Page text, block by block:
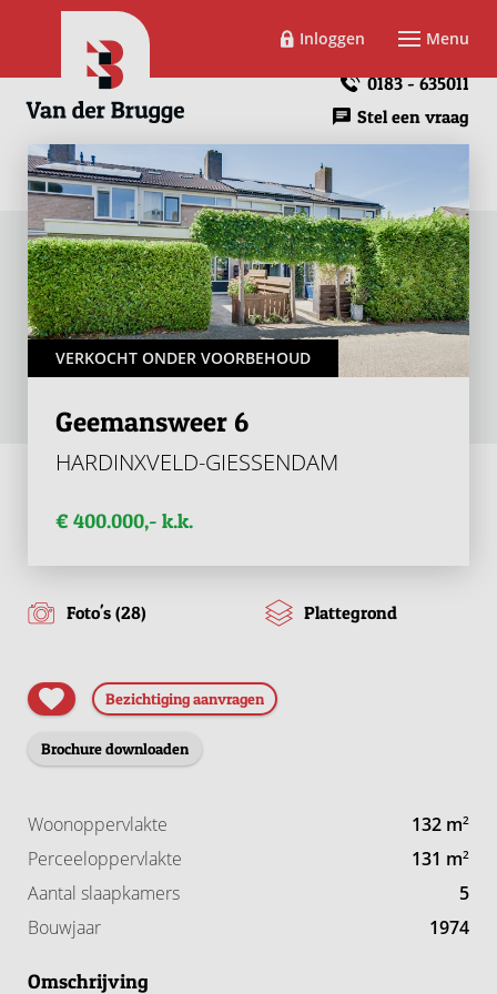
Inloggen Menu
0183 - 635011
Stel een vraag
VERKOCHT ONDER VOORBEHOUD
Geemansweer 6
HARDINXVELD-GIESSENDAM
€ 400.000,- k.k.
Foto's (28) Plattegrond
Bezichtiging aanvragen
Brochure downloaden
Woonoppervlakte 132 m2
Perceeloppervlakte 131 m2
Aantal slaapkamers
5
Bouwjaar
1974
Omschrijving